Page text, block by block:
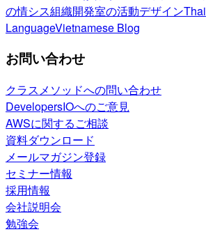
の情シス組織開発室の活動デザインThai
LanguageVietnamese Blog
お問い合わせ
クラスメソッドへの問い合わせ
DevelopersIOへのご意見
AWSに関するご相談
資料ダウンロード
メールマガジン登録
セミナー情報
採用情報
会社説明会
勉強会